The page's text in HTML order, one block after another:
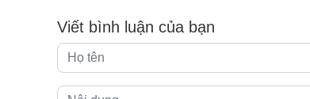
Viết bình luận của bạn